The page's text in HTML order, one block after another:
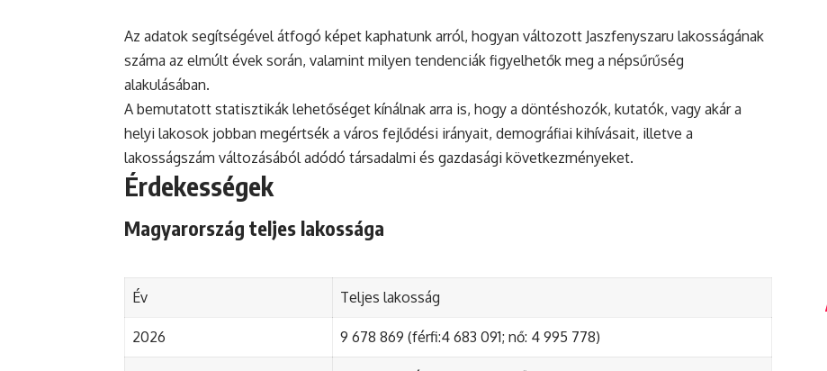
Az adatok segítségével átfogó képet kaphatunk arról, hogyan változott Jaszfenyszaru lakosságának
száma az elmúlt évek során, valamint milyen tendenciák figyelhetők meg a népsűrűség
alakulásában.
A bemutatott statisztikák lehetőséget kínálnak arra is, hogy a döntéshozók, kutatók, vagy akár a
helyi lakosok jobban megértsék a város fejlődési irányait, demográfiai kihívásait, illetve a
lakosságszám változásából adódó társadalmi és gazdasági következményeket.
Érdekességek
Magyarország teljes lakossága
Év Teljes lakosság
2026 9 678 869 (férfi:4 683 091; nő: 4 995 778)